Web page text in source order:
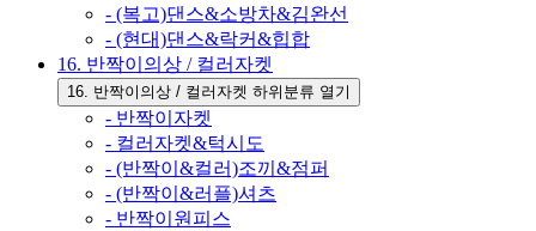
- (복고)댄스&소방차&김완선
- (현대)댄스&락커&힙합
16. 반짝이의상 / 컬러자켓
16. 반짝이의상 / 컬러자켓 하위분류 열기
- 반짝이자켓
- 컬러자켓&턱시도
- (반짝이&컬러)조끼&점퍼
- (반짝이&러플)셔츠
- 반짝이원피스